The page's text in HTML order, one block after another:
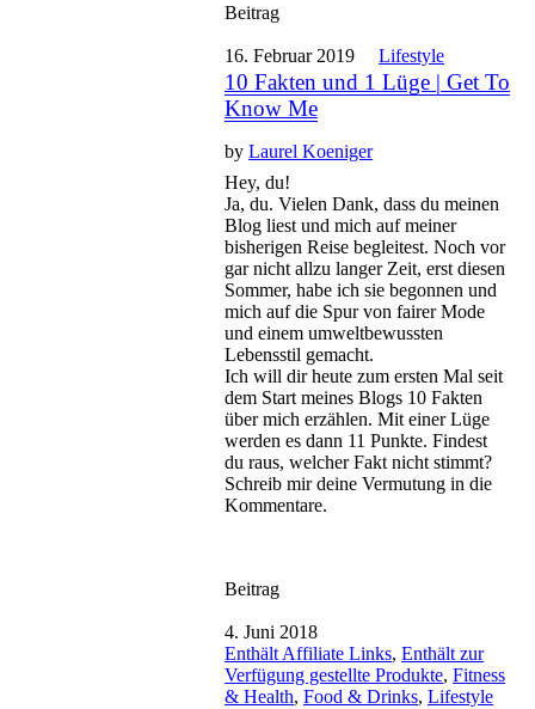
Beitrag
16. Februar 2019 Lifestyle
10 Fakten und 1 Lüge | Get To
Know Me
byLaurel Koeniger
Hey, du!
Ja, du. Vielen Dank, dass du meinen
Blog liest und mich auf meiner
bisherigen Reise begleitest. Noch vor
gar nicht allzu langer Zeit, erst diesen
Sommer, habe ich sie begonnen und
mich auf die Spur von fairer Mode
und einem umweltbewussten
Lebensstil gemacht.
Ich will dir heute zum ersten Mal seit
dem Start meines Blogs 10 Fakten
über mich erzählen. Mit einer Lüge
werden es dann 11 Punkte. Findest
du raus, welcher Fakt nicht stimmt?
Schreib mir deine Vermutung in die
Kommentare.
Beitrag
4. Juni 2018
Enthält Affiliate Links,Enthält zur
Verfügung gestellte Produkte,Fitness
& Health,Food & Drinks,Lifestyle